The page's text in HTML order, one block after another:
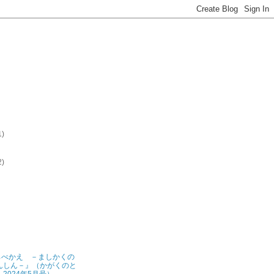
べかえ －ましかくの
しん－』（かがくのと